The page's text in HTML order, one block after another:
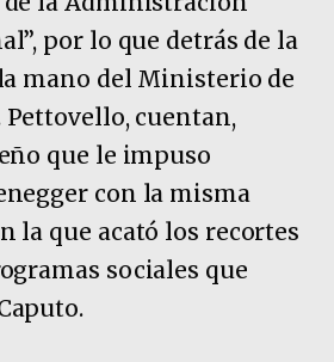
por lo que detrás de la
mano del Ministerio de
cuentan,
que le impuso
con la misma
la que acató los recortes
sociales que